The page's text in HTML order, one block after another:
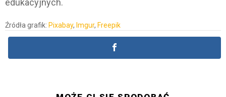
Źródła grafik: Pixabay, Imgur, Freepik